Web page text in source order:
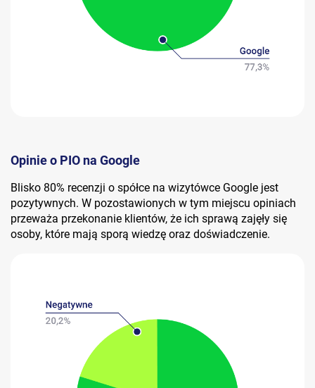
Opinie o PIO na Google
Blisko 80% recenzji o spółce na wizytówce Google jest
pozytywnych. W pozostawionych w tym miejscu opiniach
przeważa przekonanie klientów, że ich sprawą zajęły się
osoby, które mają sporą wiedzę oraz doświadczenie.